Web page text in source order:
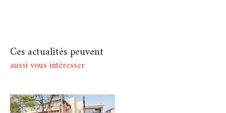
Ces actualités peuvent
aussi vous intéresser